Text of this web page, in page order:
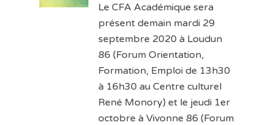
Le CFA Académique sera
présent demain mardi 29
septembre 2020 à Loudun
86 (Forum Orientation,
Formation, Emploi de 13h30
à 16h30 au Centre culturel
René Monory) et le jeudi 1er
octobre à Vivonne 86 (Forum